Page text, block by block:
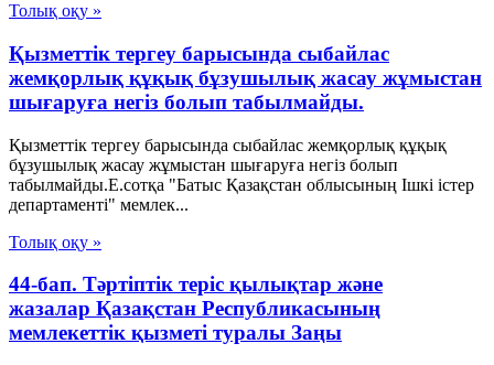
Толық оқу »
Қызметтік тергеу барысында сыбайлас
жемқорлық құқық бұзушылық жасау жұмыстан
шығаруға негіз болып табылмайды.
Қызметтік тергеу барысында сыбайлас жемқорлық құқық
бұзушылық жасау жұмыстан шығаруға негіз болып
табылмайды.Е.сотқа "Батыс Қазақстан облысының Ішкі істер
департаменті" мемлек...
Толық оқу »
44-бап. Тәртіптік теріс қылықтар және
жазалар Қазақстан Республикасының
мемлекеттік қызметі туралы Заңы